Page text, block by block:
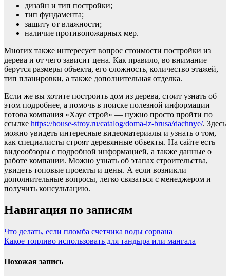
дизайн и тип постройки;
тип фундамента;
защиту от влажности;
наличие противопожарных мер.
Многих также интересует вопрос стоимости постройки из
дерева и от чего зависит цена. Как правило, во внимание
берутся размеры объекта, его сложность, количество этажей,
тип планировки, а также дополнительная отделка.
Если же вы хотите построить дом из дерева, стоит узнать об
этом подробнее, а помочь в поиске полезной информации
готова компания «Хаус строй» — нужно просто пройти по
ссылке https://house-stroy.ru/catalog/doma-iz-brusa/dachnye/. Здесь
можно увидеть интересные видеоматериалы и узнать о том,
как специалисты строят деревянные объекты. На сайте есть
видеообзоры с подробной информацией, а также данные о
работе компании. Можно узнать об этапах строительства,
увидеть топовые проекты и цены. А если возникли
дополнительные вопросы, легко связаться с менеджером и
получить консультацию.
Навигация по записям
Что делать, если пломба счетчика воды сорвана
Какое топливо использовать для тандыра или мангала
Похожая запись